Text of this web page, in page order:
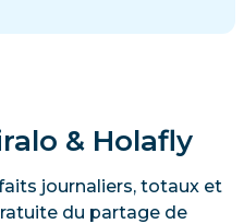
& Holafly
journaliers, totaux et
du partage de